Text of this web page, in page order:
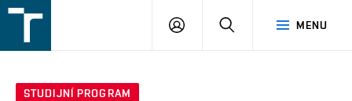
v
MENU
PŘIHLÁŠENÍ
STUDIJNÍ PROGRAM